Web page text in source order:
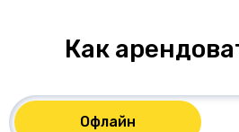
Как
Офлайн